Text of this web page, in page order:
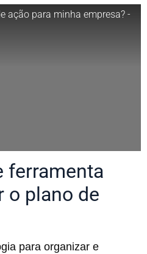
ação para minha empresa? -
ferramenta
o plano de
para organizar e